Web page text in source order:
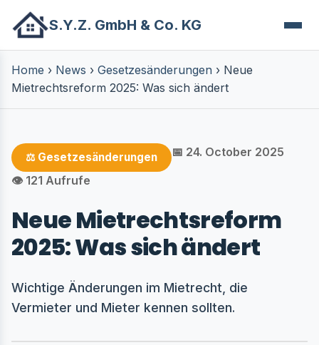
S.Y.Z. GmbH & Co. KG
Home › News › Gesetzesänderungen › Neue
Mietrechtsreform 2025: Was sich ändert
⚖️ Gesetzesänderungen
📅 24. October 2025
👁️ 121 Aufrufe
Neue Mietrechtsreform
2025: Was sich ändert
Wichtige Änderungen im Mietrecht, die
Vermieter und Mieter kennen sollten.